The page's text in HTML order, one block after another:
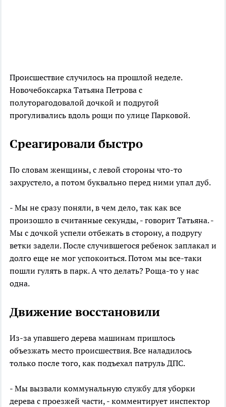
Происшествие случилось на прошлой неделе.
Новочебоксарка Татьяна Петрова с
полуторагодовалой дочкой и подругой
прогуливались вдоль рощи по улице Парковой.
Среагировали быстро
По словам женщины, с левой стороны что-то
захрустело, а потом буквально перед ними упал дуб.
- Мы не сразу поняли, в чем дело, так как все
произошло в считанные секунды, - говорит Татьяна. -
Мы с дочкой успели отбежать в сторону, а подругу
ветки задели. После случившегося ребенок заплакал и
долго еще не мог успокоиться. Потом мы все-таки
пошли гулять в парк. А что делать? Роща-то у нас
одна.
Движение восстановили
Из-за упавшего дерева машинам пришлось
объезжать место происшествия. Все наладилось
только после того, как подъехал патруль ДПС.
- Мы вызвали коммунальную службу для уборки
дерева с проезжей части, - комментирует инспектор